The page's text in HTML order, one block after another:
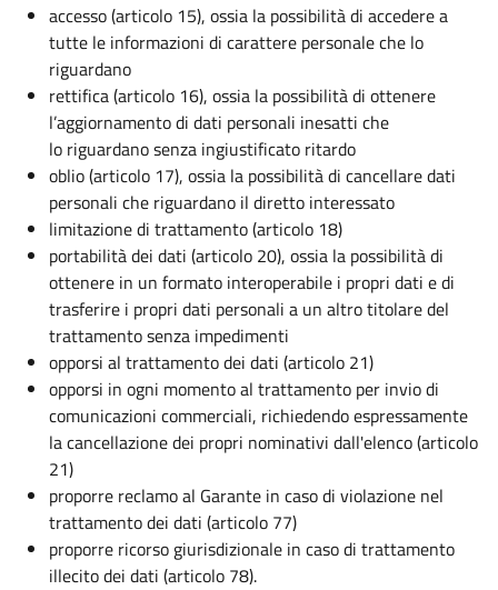
accesso (articolo 15), ossia la possibilità di accedere a
tutte le informazioni di carattere personale che lo
riguardano
rettifica (articolo 16), ossia la possibilità di ottenere
l’aggiornamento di dati personali inesatti che
lo riguardano senza ingiustificato ritardo
oblio (articolo 17), ossia la possibilità di cancellare dati
personali che riguardano il diretto interessato
limitazione di trattamento (articolo 18)
portabilità dei dati (articolo 20), ossia la possibilità di
ottenere in un formato interoperabile i propri dati e di
trasferire i propri dati personali a un altro titolare del
trattamento senza impedimenti
opporsi al trattamento dei dati (articolo 21)
opporsi in ogni momento al trattamento per invio di
comunicazioni commerciali, richiedendo espressamente
la cancellazione dei propri nominativi dall'elenco (articolo
21)
proporre reclamo al Garante in caso di violazione nel
trattamento dei dati (articolo 77)
proporre ricorso giurisdizionale in caso di trattamento
illecito dei dati (articolo 78).